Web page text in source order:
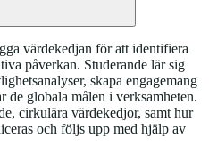
värdekedjan för att identifiera
påverkan. Studerande lär sig
skapa engagemang
de globala målen i verksamheten.
cirkulära värdekedjor, samt hur
och följs upp med hjälp av